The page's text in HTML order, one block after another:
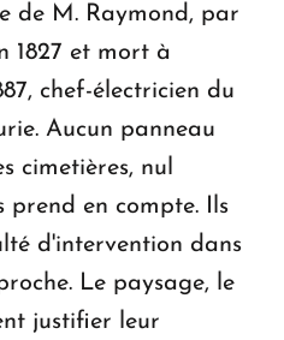
de M. Raymond, par
1827 et mort à
chef-électricien du
Aucun panneau
cimetières, nul
prend en compte. Ils
d'intervention dans
Le paysage, le
justifier leur